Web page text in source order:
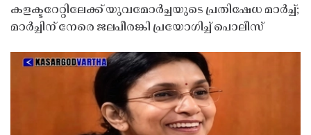
കളക്ടറേറ്റിലേക്ക് യുവമോർച്ചയുടെ പ്രതിഷേധ മാർച്ച്;
മാർച്ചിന് നേരെ ജലപീരങ്കി പ്രയോഗിച്ച് പൊലീസ്